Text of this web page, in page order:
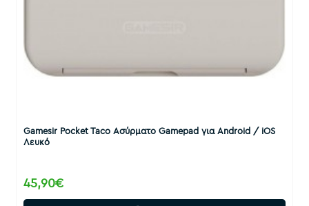
Gamesir Pocket Taco Ασύρματο Gamepad για Android / iOS
Λευκό
45,90€